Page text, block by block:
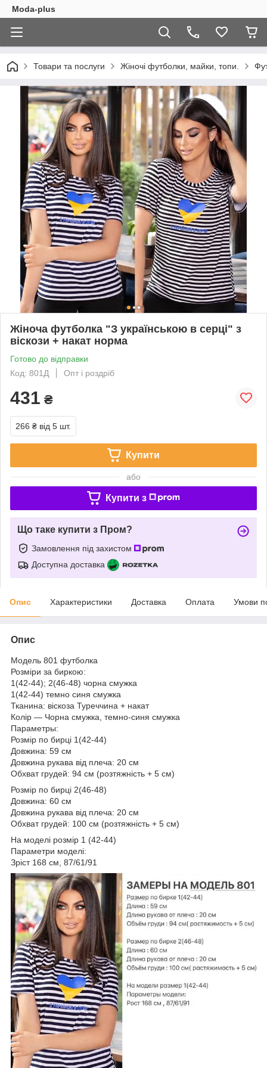
Moda-plus
Товари та послуги Жіночі футболки, майки, топи.
Жіноча футболка "З українською в серці" з
віскози + накат норма
Готово до відправки
Код: 801Д
Опт і роздріб
431 ₴
266 ₴ від 5 шт.
Купити
або
Купити з
Що таке купити з Пром?
Замовлення під захистом
Доступна доставка
Опис Характеристики Доставка Оплата Умови
Опис
Модель 801 футболка
Розміри за биркою:
1(42-44); 2(46-48) чорна смужка
1(42-44) темно синя смужка
Тканина: віскоза Туреччина + накат
Колір — Чорна смужка, темно-синя смужка
Параметры:
Розмір по бирці 1(42-44)
Довжина: 59 см
Довжина рукава від плеча: 20 см
Обхват грудей: 94 см (розтяжність + 5 см)
Розмір по бирці 2(46-48)
Довжина: 60 см
Довжина рукава від плеча: 20 см
Обхват грудей: 100 см (розтяжність + 5 см)
На моделі розмір 1 (42-44)
Параметри моделі:
Зріст 168 см, 87/61/91